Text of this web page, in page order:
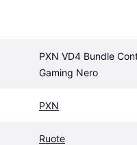
PXN VD4 Bundle
Gaming Nero
PXN
Ruote